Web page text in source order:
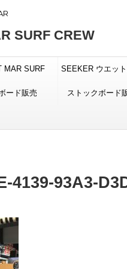
MAR SURF SEEKER ウエッ
ード販売 ストックボード
4139-93A3-